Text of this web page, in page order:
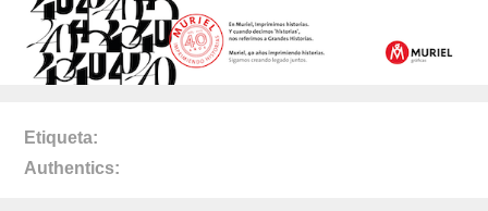
Etiqueta
Authentics